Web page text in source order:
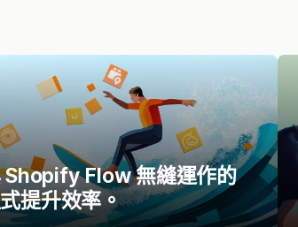
Shopify Flow 無縫運作的
提升效率。